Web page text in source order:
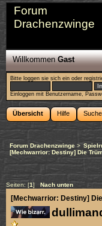
Forum
Drachenzwinge
WillkommenGast
Bitte loggen sie sich ein oder
Einloggen mit Benutzername,
Übersicht Hilfe Suche
Forum Drachenzwinge >
[Mechwarrior: Destiny] Die
Seiten: [1] Nach unten
[Mechwarrior: Destiny]